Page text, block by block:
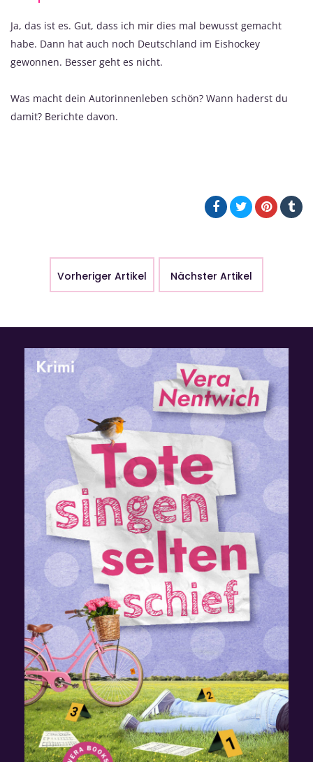
Ja, das ist es. Gut, dass ich mir dies mal bewusst gemacht
habe. Dann hat auch noch Deutschland im Eishockey
gewonnen. Besser geht es nicht.
Was macht dein Autorinnenleben schön? Wann haderst du
damit? Berichte davon.
Vorheriger Artikel Nächster Artikel